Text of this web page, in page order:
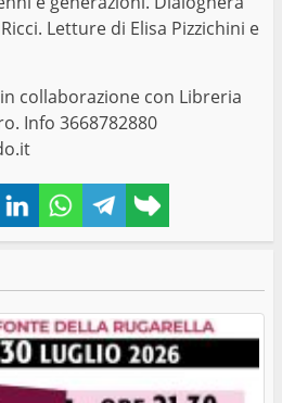
TwitterLinkedInWhatsAppTelegram
link
Letture di Elisa Pizzichini e
collaborazione con Libreria
Info 3668782880